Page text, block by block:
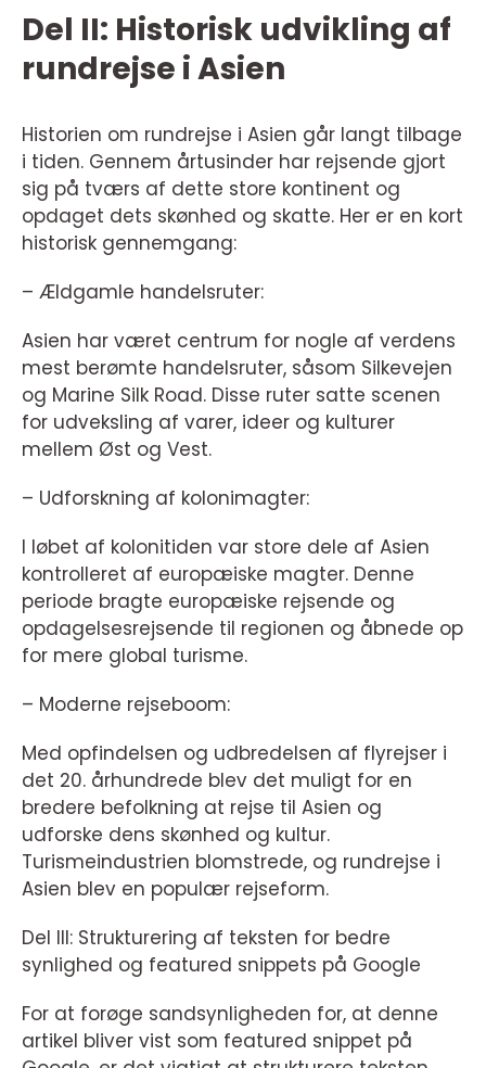
Del II: Historisk udvikling af
rundrejse i Asien
Historien om rundrejse i Asien går langt tilbage
i tiden. Gennem årtusinder har rejsende gjort
sig på tværs af dette store kontinent og
opdaget dets skønhed og skatte. Her er en kort
historisk gennemgang:
– Ældgamle handelsruter:
Asien har været centrum for nogle af verdens
mest berømte handelsruter, såsom Silkevejen
og Marine Silk Road. Disse ruter satte scenen
for udveksling af varer, ideer og kulturer
mellem Øst og Vest.
– Udforskning af kolonimagter:
I løbet af kolonitiden var store dele af Asien
kontrolleret af europæiske magter. Denne
periode bragte europæiske rejsende og
opdagelsesrejsende til regionen og åbnede op
for mere global turisme.
– Moderne rejseboom:
Med opfindelsen og udbredelsen af flyrejser i
det 20. århundrede blev det muligt for en
bredere befolkning at rejse til Asien og
udforske dens skønhed og kultur.
Turismeindustrien blomstrede, og rundrejse i
Asien blev en populær rejseform.
Del III: Strukturering af teksten for bedre
synlighed og featured snippets på Google
For at forøge sandsynligheden for, at denne
artikel bliver vist som featured snippet på